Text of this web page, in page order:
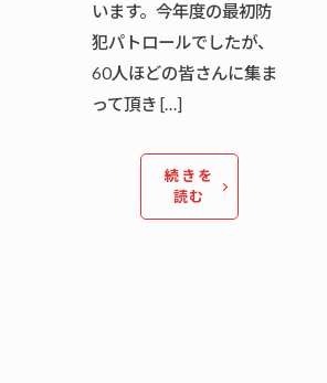
います。今年度の最初防
犯パトロールでしたが、
60人ほどの皆さんに集ま
って頂き […]
続きを
読む